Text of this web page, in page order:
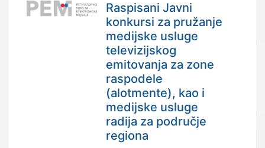
Raspisani Javni
konkursi za pružanje
medijske usluge
televizijskog
emitovanja za zone
raspodele
(alotmente), kao i
medijske usluge
radija za područje
regiona